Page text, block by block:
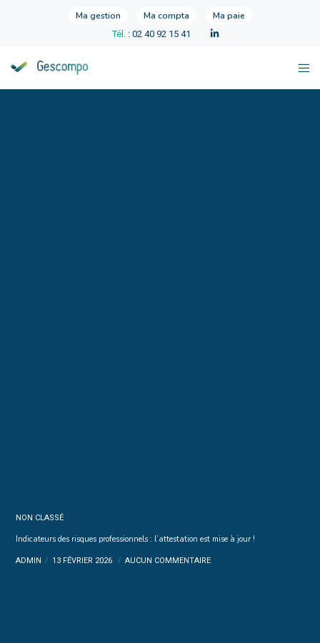
Ma gestion Ma compta Ma paie
Tél. : 02 40 92 15 41
NON CLASSÉ
Indicateurs des risques professionnels : l’attestation est mise à jour !
ADMIN 13 FÉVRIER 2026 AUCUN COMMENTAIRE